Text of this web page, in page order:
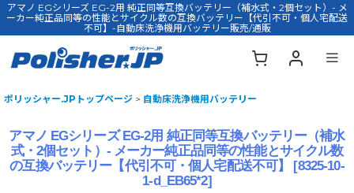
アマノ EGシリーズ EG-2用 純正同等互換バッテリー（補水式・2個セット）- メ
ーカー純正品同等の性能とサイクル数の互換バッテリー【代引不可・個人宅配送
不可】-自動床洗浄機用バッテリー販売/通販
ポリッシャー.JPトップページ > 自動床洗浄機用バッテリー
アマノ EGシリーズ EG-2用 純正同等互換バッテリー（補水
式・2個セット）- メーカー純正品同等の性能とサイクル数
の互換バッテリー【代引不可・個人宅配送不可】
[8325-10-
1-d_EB65*2]